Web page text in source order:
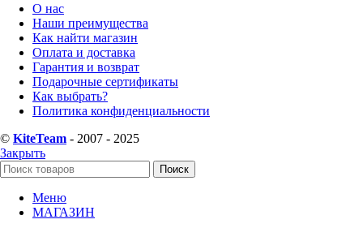
О нас
Наши преимущества
Как найти магазин
Оплата и доставка
Гарантия и возврат
Подарочные сертификаты
Как выбрать?
Политика конфиденциальности
© KiteTeam - 2007 - 2025
Закрыть
Поиск
Меню
МАГАЗИН